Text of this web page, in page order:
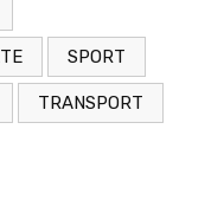
SPORT
TRANSPORT